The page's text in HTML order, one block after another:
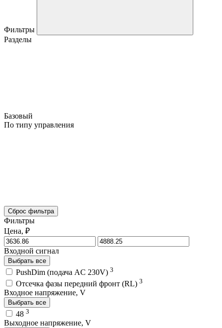
Фильтры
Разделы
Базовый
По типу управления
Сброс фильтра
Фильтры
Цена, ₽
Входной сигнал
Выбрать все
PushDim (подача AC 230V) 3
Отсечка фазы передний фронт (RL) 3
Входное напряжение, V
Выбрать все
48 3
Выходное напряжение, V